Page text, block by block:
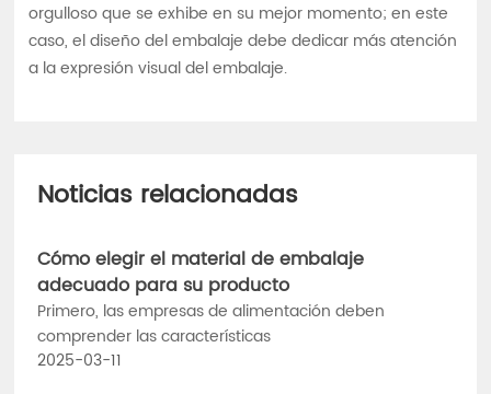
orgulloso que se exhibe en su mejor momento; en este
caso, el diseño del embalaje debe dedicar más atención
a la expresión visual del embalaje.
Noticias relacionadas
Cómo elegir el material de embalaje
adecuado para su producto
Primero, las empresas de alimentación deben
comprender las características
2025-03-11